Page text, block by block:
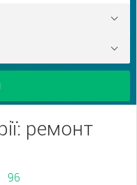
ремонт
96